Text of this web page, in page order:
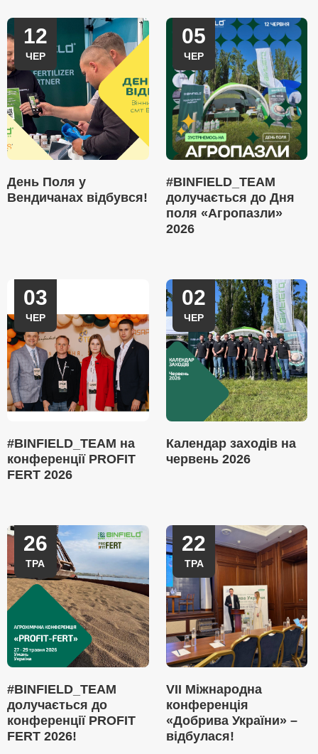
12
ЧЕР
День Поля у
Вендичанах відбувся!
05
ЧЕР
#BINFIELD_TEAM
долучається до Дня
поля «Агропазли»
2026
03
ЧЕР
#BINFIELD_TEAM на
конференції PROFIT
FERT 2026
02
ЧЕР
Календар заходів на
червень 2026
26
ТРА
#BINFIELD_TEAM
долучається до
конференції PROFIT
FERT 2026!
22
ТРА
VII Міжнародна
конференція
«Добрива України» –
відбулася!